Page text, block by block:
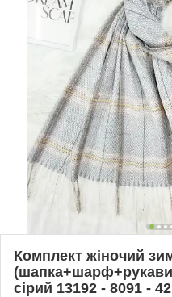
Комплект жіночий
сірий 13192 - 8091 -